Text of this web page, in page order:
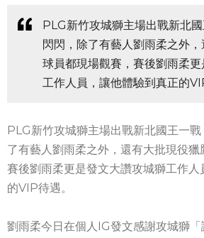
PLG新竹攻城獅主場出戰新北
閃閃，除了有藝人劉雨柔之外
球員都現場觀賽，賽後劉雨柔
工作人員，讓他體驗到真正的
PLG新竹攻城獅主場出戰新北國王一
了有藝人劉雨柔之外，還有大批現役獵
賽後劉雨柔更是發文大讚攻城獅工作人
的VIP待遇。
劉雨柔今日在個人IG發文感謝攻城獅